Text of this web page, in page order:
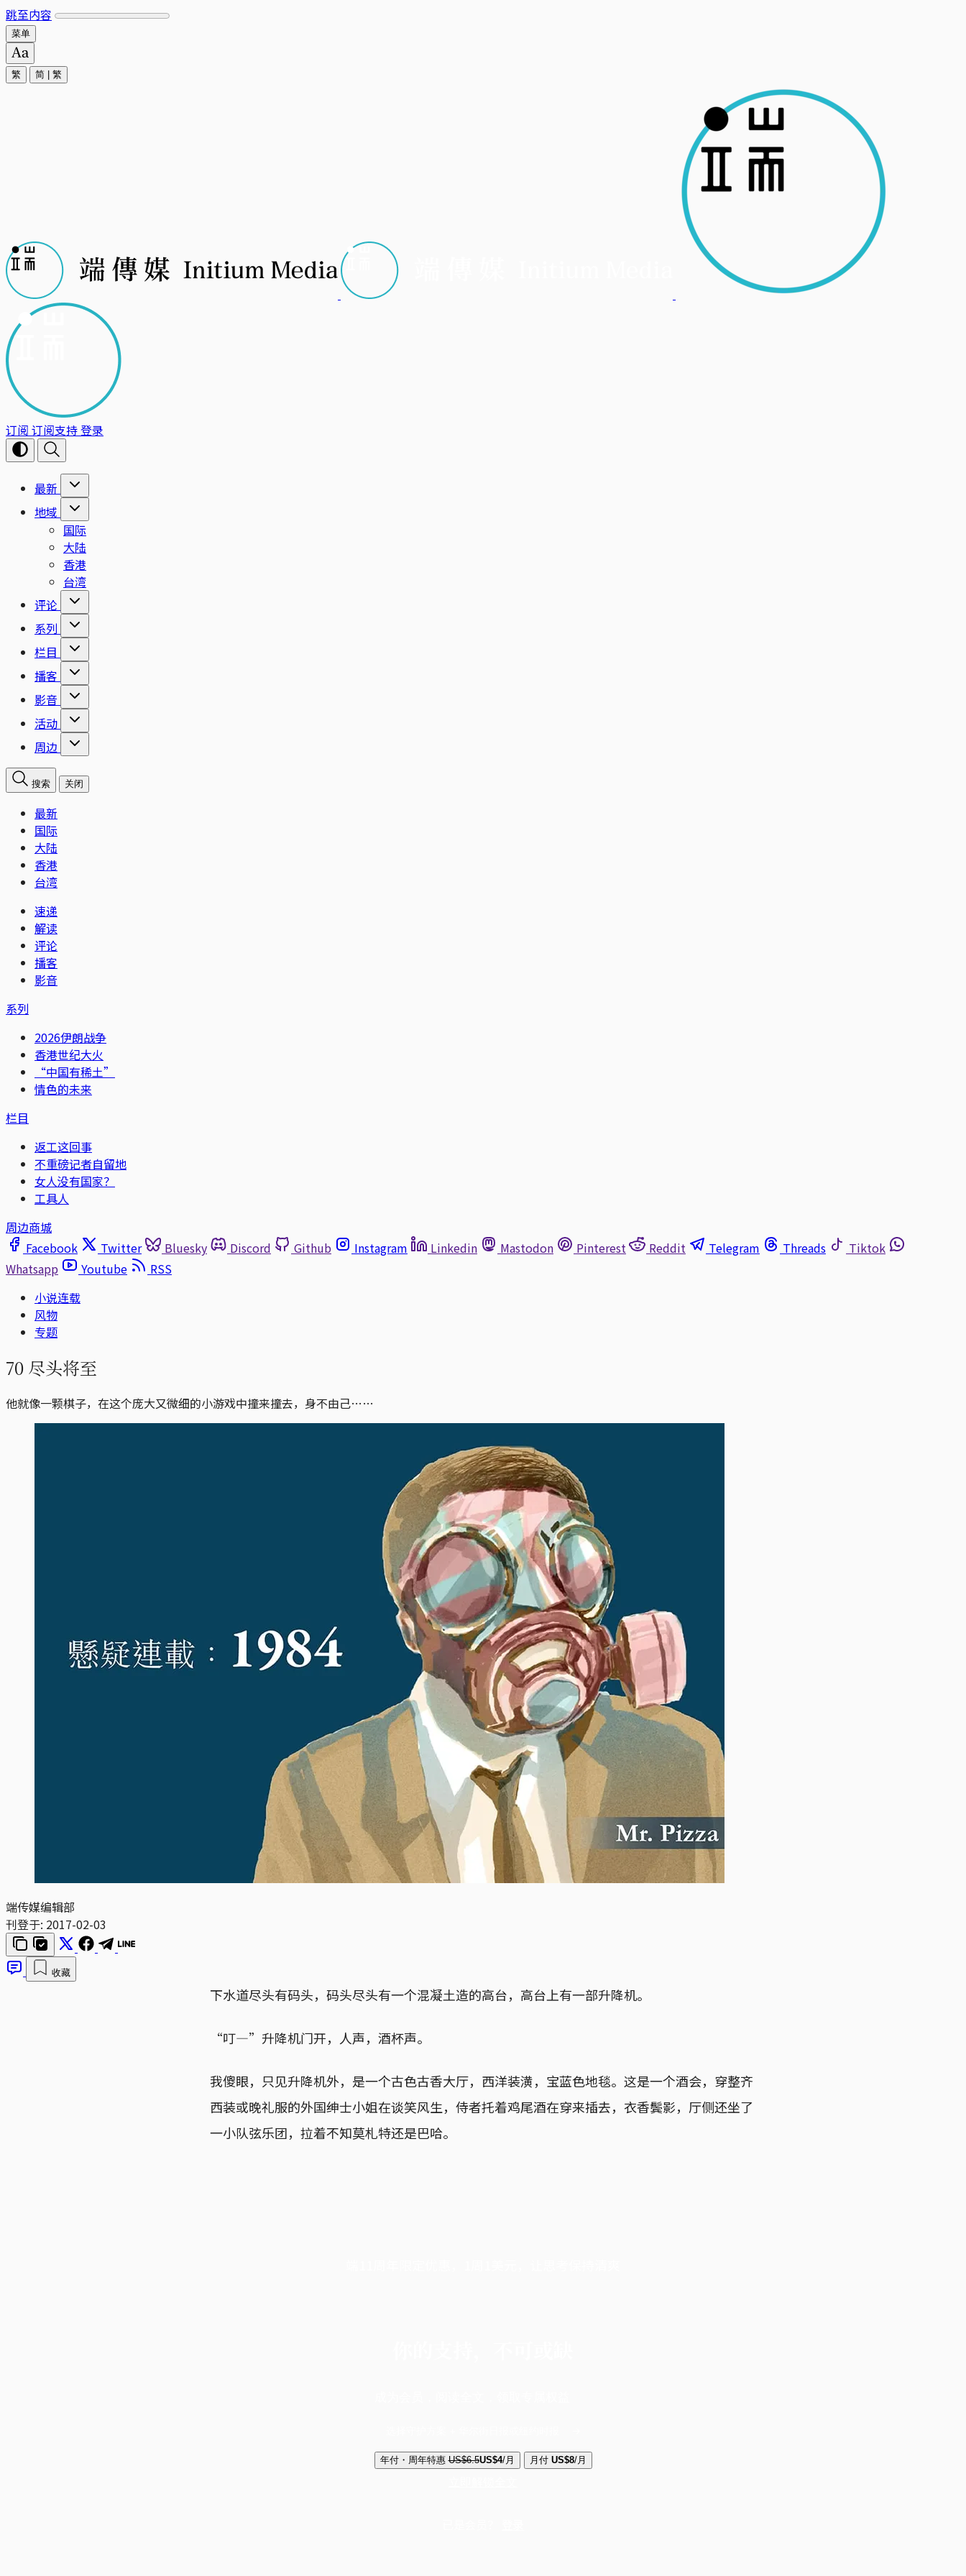
跳至内容
菜单
繁 简 繁
订阅 订阅支持登录
最新
地域
国际
大陆
香港
台湾
评论
系列
栏目
播客
影音
活动
周边
搜索 关闭
最新
国际
大陆
香港
台湾
速递
解读
评论
播客
影音
系列
2026伊朗战争
香港世纪大火
“中国有稀土”
情色的未来
栏目
返工这回事
不重磅记者自留地
女人没有国家？
工具人
周边商城
Facebook
Twitter Bluesky Discord Github Instagram Linkedin Mastodon Pinterest Reddit Telegram Threads
Tiktok
Whatsapp
Youtube
RSS
小说连载
风物
专题
70 尽头将至
他就像一颗棋子，在这个庞大又微细的小游戏中撞来撞去，身不由己……
端传媒编辑部
刊登于: 2017-02-03
收藏
下水道尽头有码头，码头尽头有一个混凝土造的高台，高台上有一部升降机。
“叮—”升降机门开，人声，酒杯声。
我傻眼，只见升降机外，是一个古色古香大厅，西洋装潢，宝蓝色地毯。这是一个酒会，穿整齐
西装或晚礼服的外国绅士小姐在谈笑风生，侍者托着鸡尾酒在穿来插去，衣香鬓影，厅侧还坐了
一小队弦乐团，拉着不知莫札特还是巴哈。
年付・周年特惠 US$6.5US$4/月 月付 US$8/月